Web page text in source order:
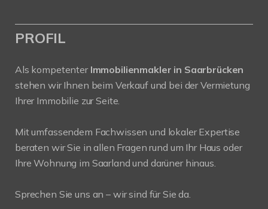
PROFIL
Als kompetenter Immobilienmakler in Saarbrücken
stehen wir Ihnen beim Verkauf und bei der Vermietung
Ihrer Immobilie zur Seite.
Mit umfassendem Fachwissen und lokaler Expertise
beraten wir Sie in allen Fragen rund um Ihr Haus oder
Ihre Wohnung im Saarland und darüner hinaus.
Sprechen Sie uns an – wir sind für Sie da.